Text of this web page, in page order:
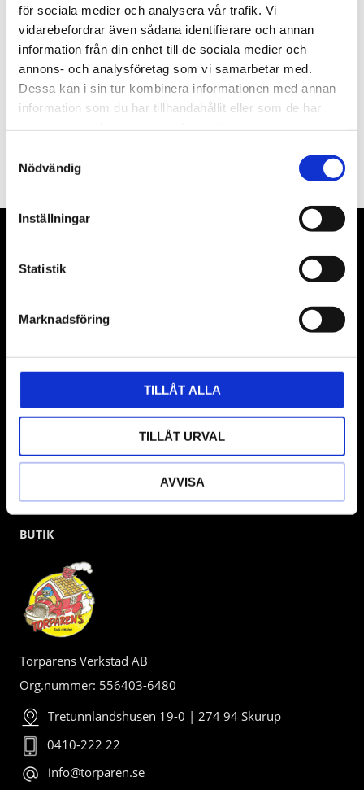
för sociala medier och analysera vår trafik. Vi
vidarebefordrar även sådana identifierare och annan
information från din enhet till de sociala medier och
annons- och analysföretag som vi samarbetar med.
Dessa kan i sin tur kombinera informationen med annan
information som du har tillhandahållit eller som de har
Nödvändig
Inställningar
Statistik
Marknadsföring
TILLÅT ALLA
TILLÅT URVAL
AVVISA
Nyhetsbrev
PRENUMERERA
integritetspolicy.
Våra främsta leverantörer är KS Tools verktyg, ATH billyftar
& däckmaskiner och Master luftmaskiner. Kontakta oss
gärna om vad som helst då vi gör vårt yttersta för att hjälpa
BUTIK
Torparens Verkstad AB
Org.nummer: 556403-6480
Tretunnlandshusen 19-0 | 274 94 Skurup
0410-222 22
info@torparen.se